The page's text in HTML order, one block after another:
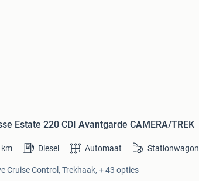
Estate 220 CDI Avantgarde CAMERA/TREK
km Diesel Automaat Stationwagon
Cruise Control, Trekhaak, + 43 opties